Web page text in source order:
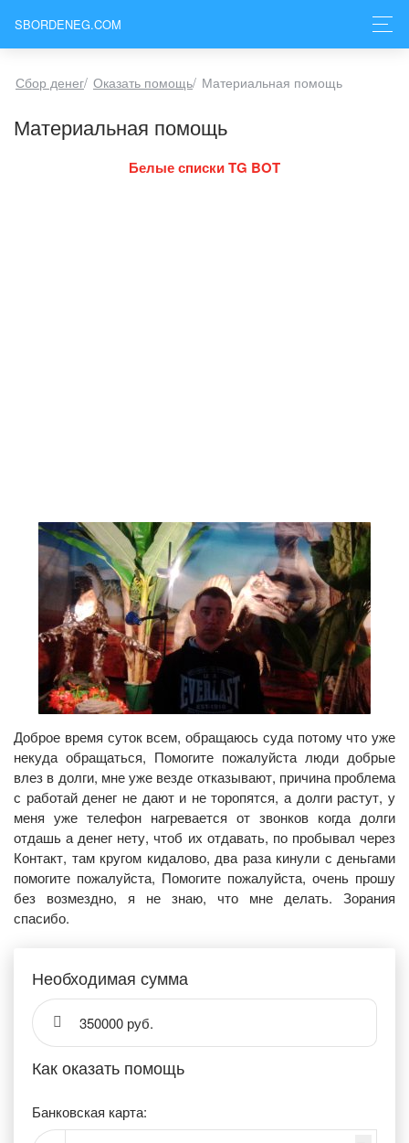
SBORDENEG.COM
Сбор денег/ Оказать помощь/ Материальная помощь
Материальная помощь
Белые списки TG BOT
Доброе время суток всем, обращаюсь суда потому что уже
некуда обращаться, Помогите пожалуйста люди добрые
влез в долги, мне уже везде отказывают, причина проблема
с работай денег не дают и не торопятся, а долги растут, у
меня уже телефон нагревается от звонков когда долги
отдашь а денег нету, чтоб их отдавать, по пробывал через
Контакт, там кругом кидалово, два раза кинули с деньгами
помогите пожалуйста, Помогите пожалуйста, очень прошу
без возмездно, я не знаю, что мне делать. Зорания
спасибо.
Необходимая сумма
350000 руб.
Как оказать помощь
Банковская карта: